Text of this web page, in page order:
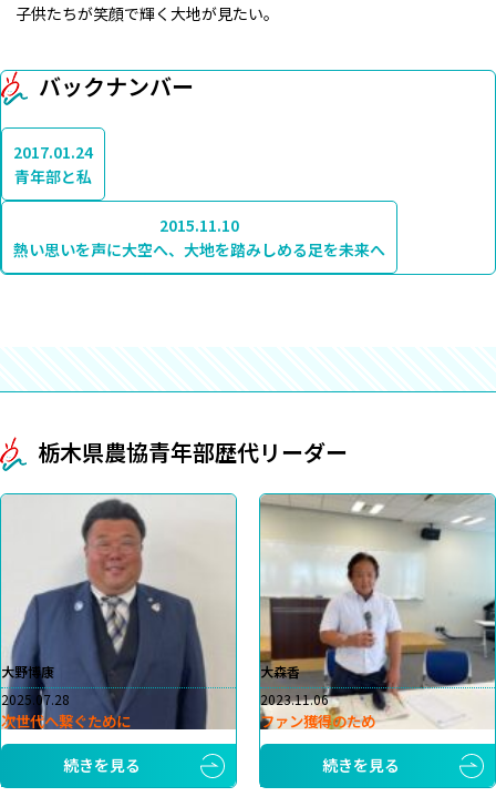
子供たちが笑顔で輝く大地が見たい。
バックナンバー
2017.01.24
青年部と私
2015.11.10
熱い思いを声に大空へ、大地を踏みしめる足を未来へ
栃木県農協青年部歴代リーダー
大野博康
2025.07.28
次世代へ繋ぐために
続きを見る
大森香
2023.11.06
ファン獲得のため
続きを見る